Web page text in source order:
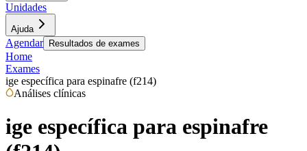
Unidades
Ajuda
Agendar Resultados de exames
Home
Exames
ige específica para espinafre (f214)
Análises clínicas
ige específica para espinafre